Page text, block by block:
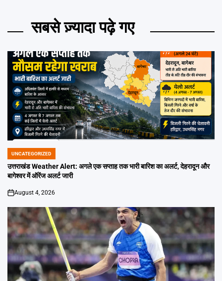
सबसे ज़्यादा पढ़े गए
POSTED
IN
UNCATEGORIZED
उत्तराखंड Weather Alert: अगले एक सप्ताह तक भारी बारिश का अलर्ट, देहरादून और
बागेश्वर में ऑरेंज अलर्ट जारी
on
August 4, 2026